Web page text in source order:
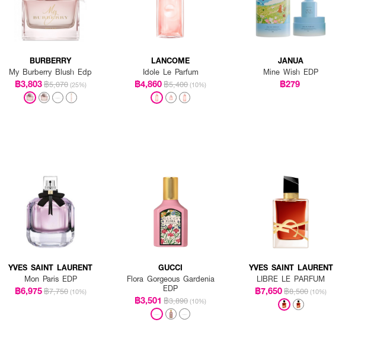
BURBERRY
My Burberry Blush Edp
฿3,803฿5,070 (25%)
LANCOME
Idole Le Parfum
฿4,860฿5,400 (10%)
JANUA
Mine Wish EDP
฿279
YVES SAINT LAURENT
Mon Paris EDP
฿6,975฿7,750 (10%)
GUCCI
Flora Gorgeous Gardenia
EDP
฿3,501 ฿3,890 (10%)
YVES SAINT LAURENT
LIBRE LE PARFUM
฿7,650฿8,500 (10%)